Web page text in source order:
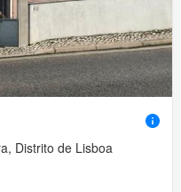
Distrito de Lisboa